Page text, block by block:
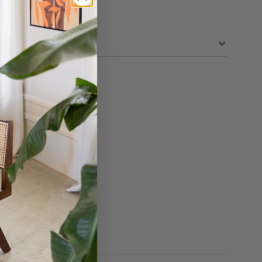
50 cm
2.5 cm
50 cm